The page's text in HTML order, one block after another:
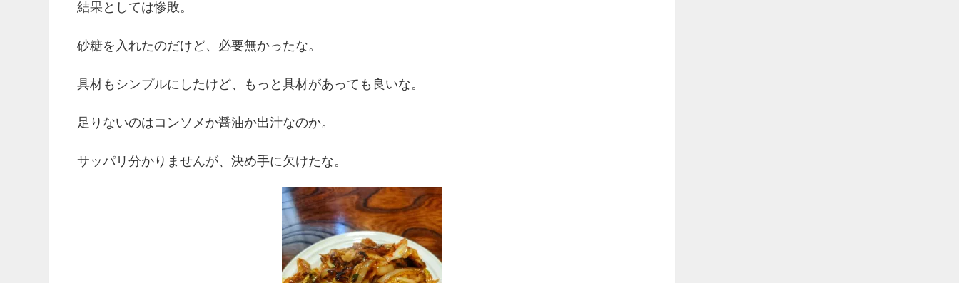
結果としては惨敗。
砂糖を入れたのだけど、必要無かったな。
具材もシンプルにしたけど、もっと具材があっても良いな。
足りないのはコンソメか醤油か出汁なのか。
サッパリ分かりませんが、決め手に欠けたな。